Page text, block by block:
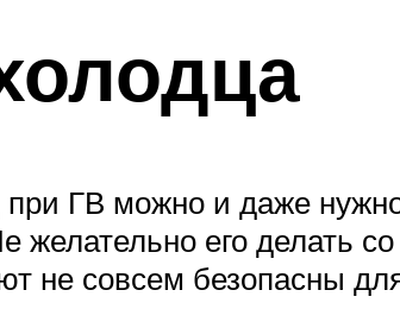
ГВ можно и даже
желательно его делать
не совсем безопасны